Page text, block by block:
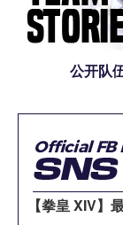
公开队
【拳皇 XIV】